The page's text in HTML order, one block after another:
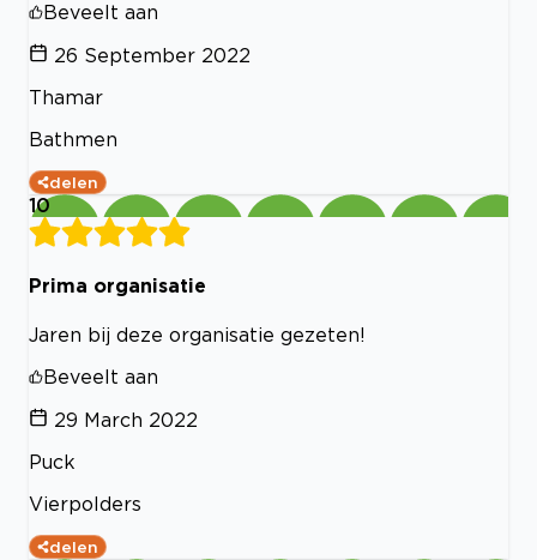
Beveelt aan
26 September 2022
Thamar
Bathmen
delen
10
Prima organisatie
Jaren bij deze organisatie gezeten!
Beveelt aan
29 March 2022
Puck
Vierpolders
delen